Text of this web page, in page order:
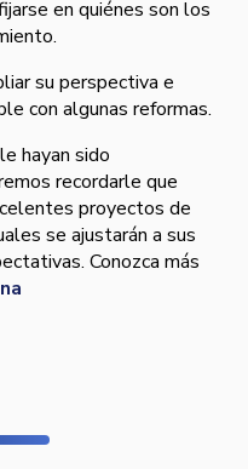
en quiénes son los
su perspectiva e
con algunas reformas.
hayan sido
recordarle que
proyectos de
se ajustarán a sus
Conozca más